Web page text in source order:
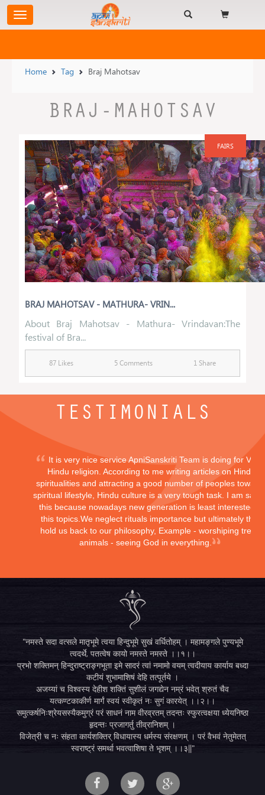
Home Tag Braj Mahotsav
BRAJ-MAHOTSAV
FAIRS
BRAJ MAHOTSAV - MATHURA- VRIN...
About Braj Mahotsav - Mathura- Vrindavan:The
festival of Bra...
87 Likes 5 Comments 1 Share
TESTIMONIALS
It is very nice service ApniSanskriti Team is doing for
Hindu religion. According to me writing articles on Hindu
spiritualities and attracting a good number of peoples
spiritual lifestyle, Hindu culture is a very tough task. I am
this because nowadays new generation is least interested in
this topics.We neglect rituals importance but ultimately they
hold us back to our philosophy, Example - worshiping trees,
animals - seeing God in everything.
"नमस्ते सदा वत्सले मातृभूमे त्वया हिन्दुभूमे सुखं वर्धितोहम् । महामङ्गले पुण्यभूमे
त्वदर्थे, पतत्वेष कायो नमस्ते नमस्ते ।।१।।
प्रभो शक्तिमन् हिन्दुराष्ट्राङ्गभूता इमे सादरं त्वां नमामो वयम् त्वदीयाय कार्याय बध्दा
कटीयं शुभामाशिषं देहि तत्पूर्तये ।
अजय्यां च विश्वस्य देहीश शक्तिं सुशीलं जगद्येन नम्रं भवेत् श्रुतं चैव
यत्कण्टकाकीर्ण मार्गं स्वयं स्वीकृतं नः सुगं कारयेत् ।।२।।
समुत्कर्षनिःश्रेयसस्यैकमुग्रं परं साधनं नाम वीरव्रतम् तदन्तः स्फुरत्वक्षया ध्येयनिष्ठा
हृदन्तः प्रजागर्तु तीव्रानिशम् ।
विजेत्री च नः संहता कार्यशक्तिर् विधायास्य धर्मस्य संरक्षणम् । परं वैभवं नेतुमेतत्
स्वराष्ट्रं समर्था भवत्वाशिषा ते भृशम् ।।३||"